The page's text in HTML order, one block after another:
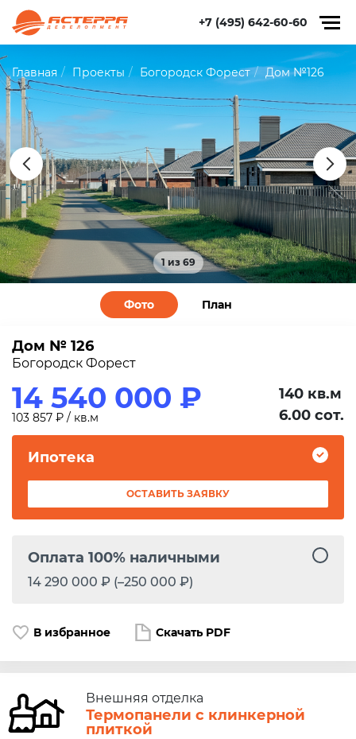
+7 (495) 642-60-60
Главная Проекты Богородск Форест Дом №126
1 из 69
Фото План
Дом № 126
Богородск Форест
140 кв.м
6.00 сот.
14 540 000 ₽
103 857 ₽ / кв.м
Ипотека
ОСТАВИТЬ ЗАЯВКУ
Оплата 100% наличными
14 290 000 ₽ (–250 000 ₽)
В избранное Скачать PDF
Внешняя отделка
Термопанели с клинкерной
плиткой